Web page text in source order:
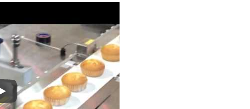
Embalagem Automática de Cupcake. Tipo de Máquina:HP-350-4VR.